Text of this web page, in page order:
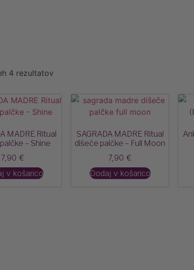
4 rezultatov
MADRE Ritual
– Shine
7,90€
v košarico
SAGRADA MADRE Ritual
dišeče palčke – Full Moon
7,90€
Dodaj v košarico